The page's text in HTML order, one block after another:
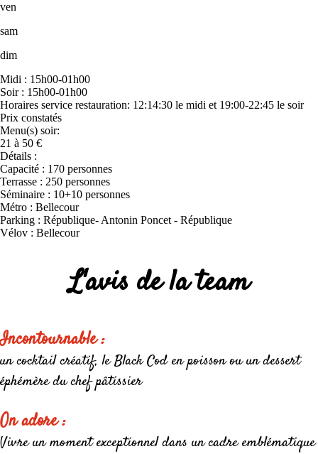
ven
sam
dim
Midi : 15h00-01h00
Soir : 15h00-01h00
Horaires service restauration: 12:14:30 le midi et 19:00-22:45 le soir
Prix constatés
Menu(s) soir:
21 à 50 €
Détails :
Capacité : 170 personnes
Terrasse : 250 personnes
Séminaire : 10+10 personnes
Métro : Bellecour
Parking : République- Antonin Poncet - République
Vélov : Bellecour
L'avis de la team
Incontournable :
un cocktail créatif, le Black Cod en poisson ou un dessert
éphémère du chef pâtissier
On adore :
Vivre un moment exceptionnel dans un cadre emblématique